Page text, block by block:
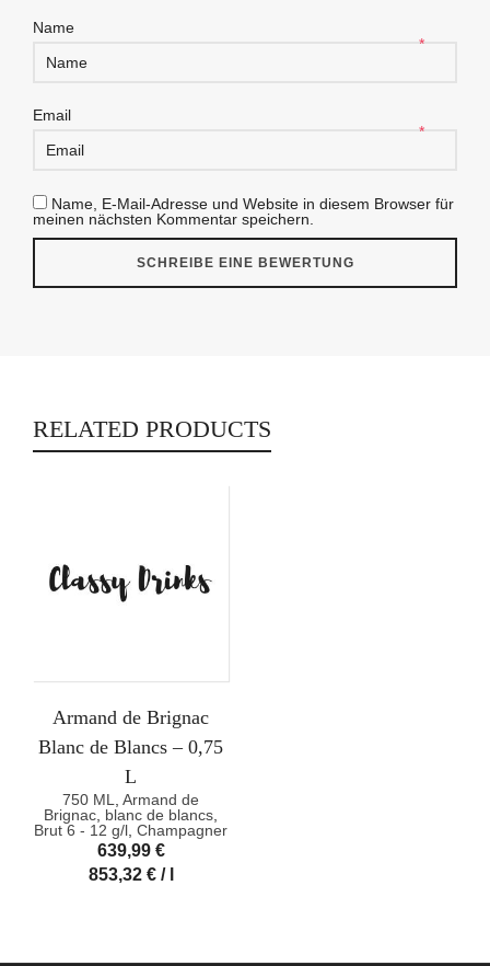
Name
*
Email
*
Name, E-Mail-Adresse und Website in diesem Browser für
meinen nächsten Kommentar speichern.
RELATED PRODUCTS
Armand de Brignac
Blanc de Blancs – 0,75
L
750 ML, Armand de
Brignac, blanc de blancs,
Brut 6 - 12 g/l, Champagner
639,99 €
853,32 €/